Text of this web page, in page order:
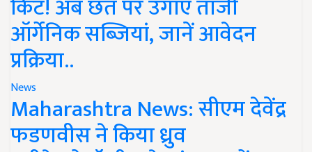
किट! अब छत पर उगाएं ताजी
ऑर्गेनिक सब्जियां, जानें आवेदन
प्रक्रिया..
News
Maharashtra News: सीएम देवेंद्र
फडणवीस ने किया ध्रुव